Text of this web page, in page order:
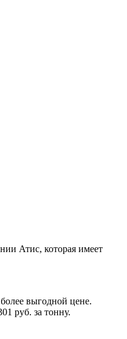
Атис, которая имеет
выгодной цене.
руб. за тонну.